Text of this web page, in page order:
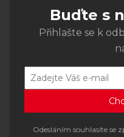
Buďte s
Přihlašte se k
Odesláním souhlasíte se